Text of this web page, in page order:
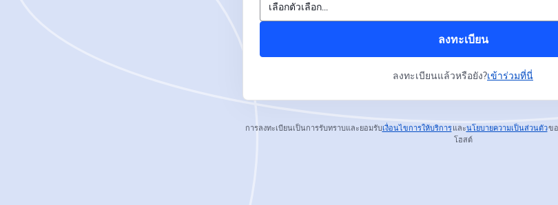
ลงทะเบียน
ลงทะเบียนแล้วหรือยัง?เข้าร่วมที่นี่
การลงทะเบียนเป็นการรับทราบและยอมรับเงื่อนไขการให้บริการ
เปิดในแท็บใหม่
และนโยบายความเป็นส่วนตัว
เปิ
ขอ
โฮสต์